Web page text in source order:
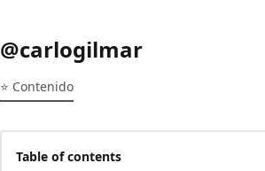
@carlogilmar
⭐️ Contenido
Table of contents